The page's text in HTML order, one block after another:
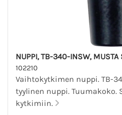
NUPPI, TB-340-INSW, MUSTA
102210
Vaihtokytkimen nuppi. TB-
tyylinen nuppi. Tuumakoko.
kytkimiin.